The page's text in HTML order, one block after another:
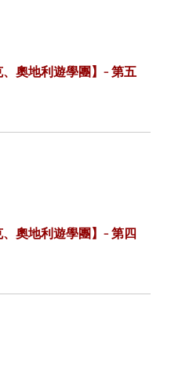
奧地利遊學團】- 第五
奧地利遊學團】- 第四